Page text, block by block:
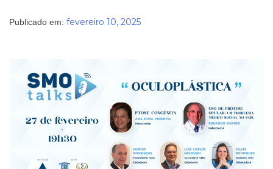
Publicado em: fevereiro 10, 2025